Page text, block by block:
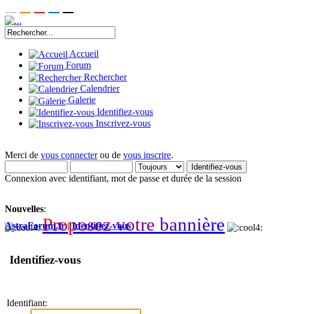
Accueil
Forum
Rechercher
Calendrier
Galerie
Identifiez-vous
Inscrivez-vous
Merci de vous connecterou de vous inscrire.
Connexion avec identifiant, mot de passe et durée de la session
Nouvelles:
Proposez votre bannière
AstraForum.fr|Identifiez-vous
Identifiez-vous
Identifiant: